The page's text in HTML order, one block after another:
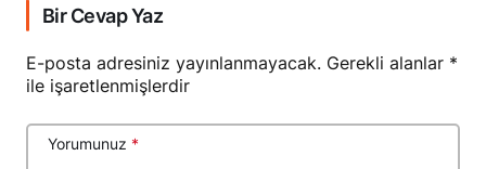
Bir Cevap Yaz
E-posta adresiniz yayınlanmayacak. Gerekli alanlar *
ile işaretlenmişlerdir
Yorumunuz *